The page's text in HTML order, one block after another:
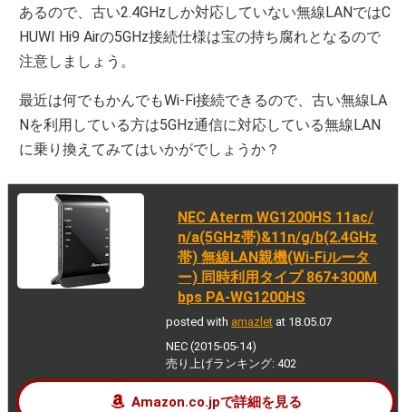
あるので、古い2.4GHzしか対応していない無線LANではC
HUWI Hi9 Airの5GHz接続仕様は宝の持ち腐れとなるので
注意しましょう。
最近は何でもかんでもWi-Fi接続できるので、古い無線LA
Nを利用している方は5GHz通信に対応している無線LAN
に乗り換えてみてはいかがでしょうか？
NEC Aterm WG1200HS 11ac/
n/a(5GHz帯)&11n/g/b(2.4GHz
帯) 無線LAN親機(Wi-Fiルータ
ー) 同時利用タイプ 867+300M
bps PA-WG1200HS
posted with amazlet at 18.05.07
NEC (2015-05-14)
売り上げランキング: 402
Amazon.co.jpで詳細を見る